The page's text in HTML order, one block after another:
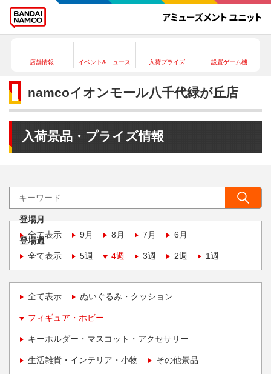
店舗情報 イベント&ニュース 入荷プライズ 設置ゲーム機
namcoイオンモール八千代緑が丘店
入荷景品・プライズ情報
登場月
全て表示
9月 8月 7月 6月
登場週
全て表示
5週 4週 3週 2週 1週
全て表示 ぬいぐるみ・クッション
フィギュア・ホビー
キーホルダー・マスコット・アクセサリー
生活雑貨・インテリア・小物 その他景品